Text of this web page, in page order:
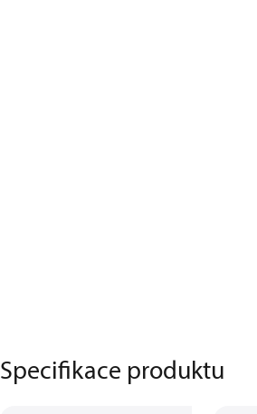
Specifikace produktu